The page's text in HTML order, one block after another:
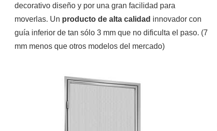
decorativo diseño y por una gran facilidad para
moverlas. Un producto de alta calidad innovador con
guía inferior de tan sólo 3 mm que no dificulta el paso. (7
mm menos que otros modelos del mercado)